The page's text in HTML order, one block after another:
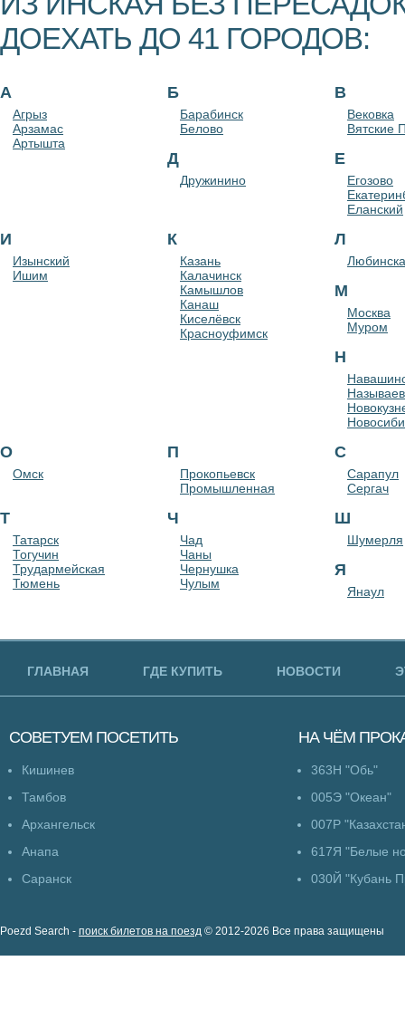
ДОЕХАТЬ ДО 41 ГОРОДОВ:
А
Агрыз
Арзамас
Артышта
Б
Барабинск
Белово
В
Вековка
Вятские
Д
Дружинино
Е
Егозово
Еланский
И
Изынский
Ишим
К
Казань
Калачинск
Камышлов
Канаш
Киселёвск
Красноуфимск
Л
М
Москва
Муром
Н
О
Омск
П
Прокопьевск
Промышленная
С
Сарапул
Сергач
Т
Татарск
Тогучин
Трудармейская
Тюмень
Ч
Чад
Чаны
Чернушка
Чулым
Ш
Шумерля
Я
Янаул
ГЛАВНАЯ ГДЕ КУПИТЬ НОВОСТИ
СОВЕТУЕМ ПОСЕТИТЬ
Кишинев
Тамбов
Архангельск
Анапа
Саранск
НА ЧЁМ
363Н "Обь"
005Э "Океан"
007Р
617Я "Белые
030Й "Кубань
Poezd Search - поиск билетов на поезд © 2012-2026 Все права защищены